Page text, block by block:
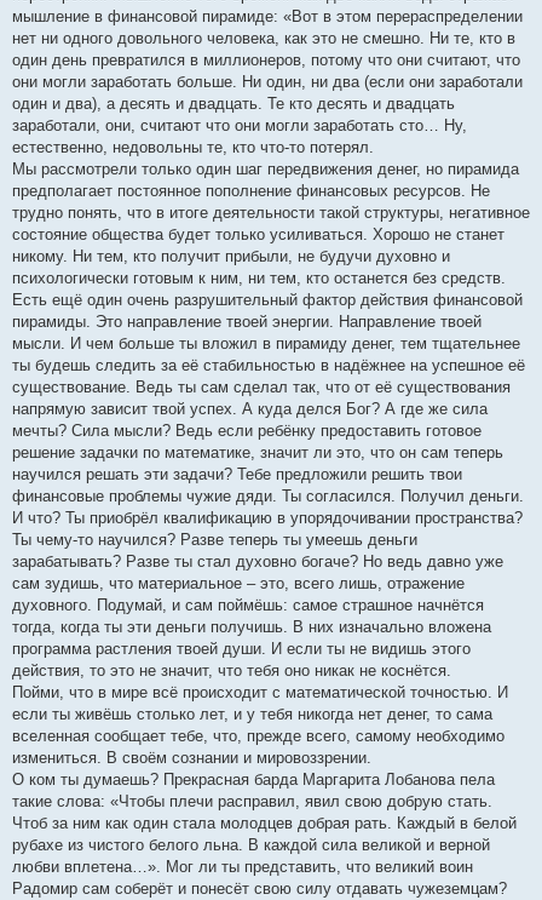
мышление в финансовой пирамиде: «Вот в этом перераспределении
нет ни одного довольного человека, как это не смешно. Ни те, кто в
один день превратился в миллионеров, потому что они считают, что
они могли заработать больше. Ни один, ни два (если они заработали
один и два), а десять и двадцать. Те кто десять и двадцать
заработали, они, считают что они могли заработать сто… Ну,
естественно, недовольны те, кто что-то потерял.
Мы рассмотрели только один шаг передвижения денег, но пирамида
предполагает постоянное пополнение финансовых ресурсов. Не
трудно понять, что в итоге деятельности такой структуры, негативное
состояние общества будет только усиливаться. Хорошо не станет
никому. Ни тем, кто получит прибыли, не будучи духовно и
психологически готовым к ним, ни тем, кто останется без средств.
Есть ещё один очень разрушительный фактор действия финансовой
пирамиды. Это направление твоей энергии. Направление твоей
мысли. И чем больше ты вложил в пирамиду денег, тем тщательнее
ты будешь следить за её стабильностью в надёжнее на успешное её
существование. Ведь ты сам сделал так, что от её существования
напрямую зависит твой успех. А куда делся Бог? А где же сила
мечты? Сила мысли? Ведь если ребёнку предоставить готовое
решение задачки по математике, значит ли это, что он сам теперь
научился решать эти задачи? Тебе предложили решить твои
финансовые проблемы чужие дяди. Ты согласился. Получил деньги.
И что? Ты приобрёл квалификацию в упорядочивании пространства?
Ты чему-то научился? Разве теперь ты умеешь деньги
зарабатывать? Разве ты стал духовно богаче? Но ведь давно уже
сам зудишь, что материальное – это, всего лишь, отражение
духовного. Подумай, и сам поймёшь: самое страшное начнётся
тогда, когда ты эти деньги получишь. В них изначально вложена
программа растления твоей души. И если ты не видишь этого
действия, то это не значит, что тебя оно никак не коснётся.
Пойми, что в мире всё происходит с математической точностью. И
если ты живёшь столько лет, и у тебя никогда нет денег, то сама
вселенная сообщает тебе, что, прежде всего, самому необходимо
измениться. В своём сознании и мировоззрении.
О ком ты думаешь? Прекрасная барда Маргарита Лобанова пела
такие слова: «Чтобы плечи расправил, явил свою добрую стать.
Чтоб за ним как один стала молодцев добрая рать. Каждый в белой
рубахе из чистого белого льна. В каждой сила великой и верной
любви вплетена…». Мог ли ты представить, что великий воин
Радомир сам соберёт и понесёт свою силу отдавать чужеземцам?